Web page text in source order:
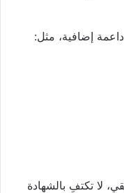
إضافية، مثل:
لا تكتفِ بالشهادة